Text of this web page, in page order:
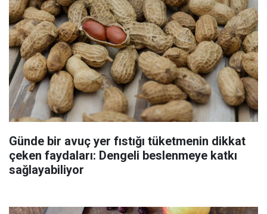
Günde bir avuç yer fıstığı tüketmenin dikkat
çeken faydaları: Dengeli beslenmeye katkı
sağlayabiliyor